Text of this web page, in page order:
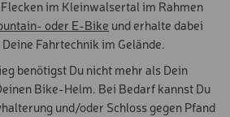
im Kleinwalsertal im Rahmen
oder E-Bike und erhalte dabei
Fahrtechnik im Gelände.
benötigst Du nicht mehr als Dein
Bike-Helm. Bei Bedarf kannst Du
und/oder Schloss gegen Pfand